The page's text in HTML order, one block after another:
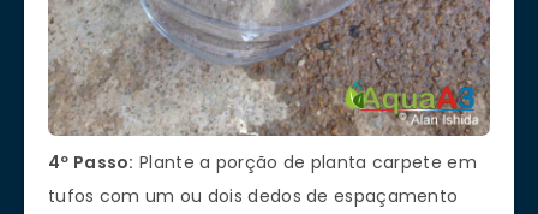
4º Passo: Plante a porção de planta carpete em
tufos com um ou dois dedos de espaçamento